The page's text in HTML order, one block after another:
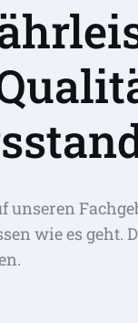
unseren
wie es geht.